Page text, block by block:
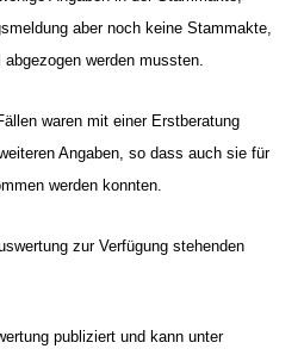
aber noch keine Stammakte,
werden mussten.
waren mit einer Erstberatung
Angaben, so dass auch sie für
werden konnten.
zur Verfügung stehenden
publiziert und kann unter